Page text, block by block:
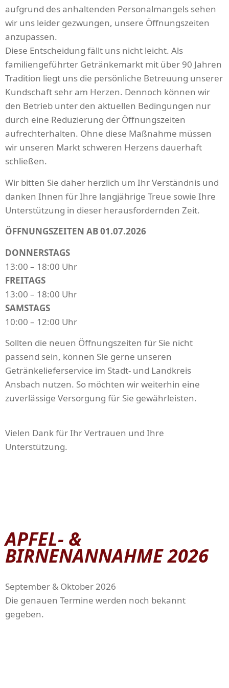
aufgrund des anhaltenden Personalmangels sehen
wir uns leider gezwungen, unsere Öffnungszeiten
anzupassen.
Diese Entscheidung fällt uns nicht leicht. Als
familiengeführter Getränkemarkt mit über 90 Jahren
Tradition liegt uns die persönliche Betreuung unserer
Kundschaft sehr am Herzen. Dennoch können wir
den Betrieb unter den aktuellen Bedingungen nur
durch eine Reduzierung der Öffnungszeiten
aufrechterhalten. Ohne diese Maßnahme müssen
wir unseren Markt schweren Herzens dauerhaft
schließen.
Wir bitten Sie daher herzlich um Ihr Verständnis und
danken Ihnen für Ihre langjährige Treue sowie Ihre
Unterstützung in dieser herausfordernden Zeit.
ÖFFNUNGSZEITEN AB 01.07.2026
DONNERSTAGS
13:00 – 18:00 Uhr
FREITAGS
13:00 – 18:00 Uhr
SAMSTAGS
10:00 – 12:00 Uhr
Sollten die neuen Öffnungszeiten für Sie nicht
passend sein, können Sie gerne unseren
Getränkelieferservice im Stadt- und Landkreis
Ansbach nutzen. So möchten wir weiterhin eine
zuverlässige Versorgung für Sie gewährleisten.
Vielen Dank für Ihr Vertrauen und Ihre
Unterstützung.
APFEL- &
BIRNENANNAHME 2026
September & Oktober 2026
Die genauen Termine werden noch bekannt
gegeben.